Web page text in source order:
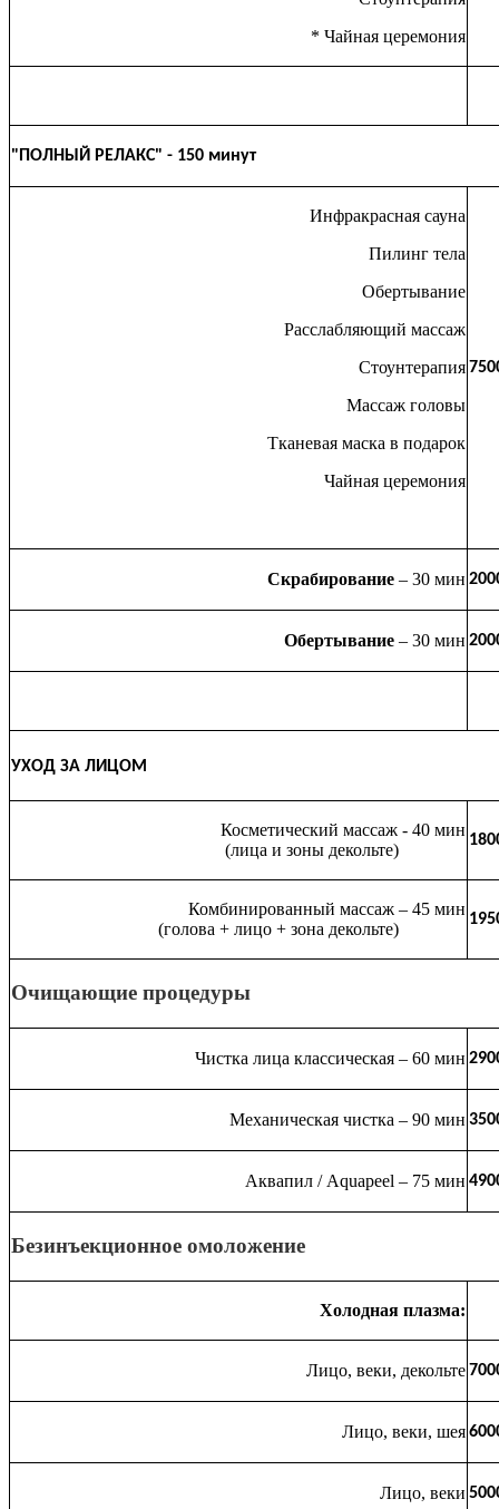
* Чайная церемония
"ПОЛНЫЙ РЕЛАКС" - 150 минут
Инфракрасная сауна
Пилинг тела
Обертывание
Расслабляющий массаж
Стоунтерапия
Массаж головы
Тканевая маска в подарок
Чайная церемония
Скрабирование – 30 мин
Обертывание – 30 мин
УХОД ЗА ЛИЦОМ
Косметический массаж - 40 мин
(лица и зоны декольте)
Комбинированный массаж – 45 мин
(голова + лицо + зона декольте)
Очищающие процедуры
Чистка лица классическая – 60 мин
Механическая чистка – 90 мин
Аквапил / Aquapeel – 75 мин
Безинъекционное омоложение
Холодная плазма:
Лицо, веки, декольте
Лицо, веки, шея
Лицо, веки